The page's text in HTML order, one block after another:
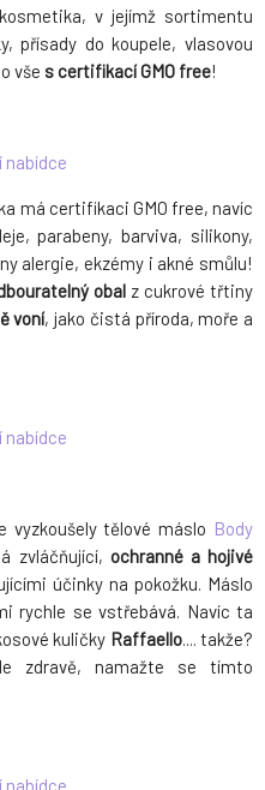
v jejímž sortimentu
přísady do koupele, vlasovou
vše s certifikací GMO free!
má certifikaci GMO free, navíc
parabeny, barviva, silikony,
alergie, ekzémy i akné smůlu!
obalz cukrové třtiny
voní, jako čistá příroda, moře a
vyzkoušely tělové máslo Body
zvláčňující, ochranné a hojivé
účinky na pokožku. Máslo
rychle se vstřebává. Navíc ta
kuličky Raffaello.... takže?
zdravě, namažte se tímto